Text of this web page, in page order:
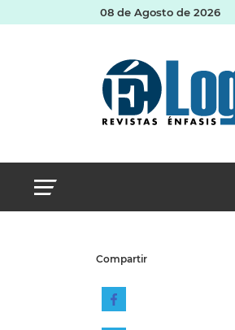
08 de Agosto de 2026
Compartir